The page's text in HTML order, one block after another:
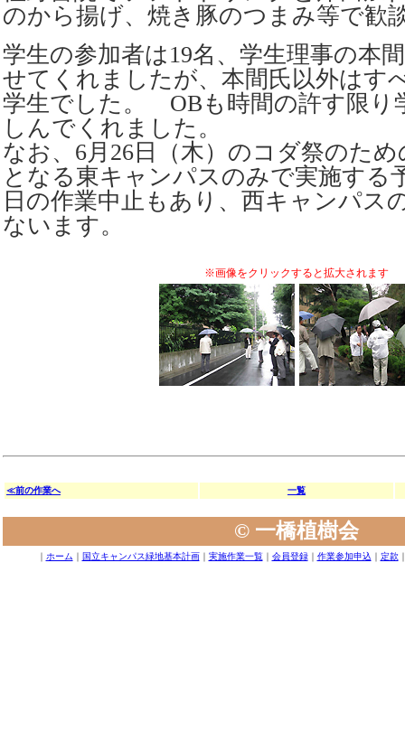
のから揚げ、焼き豚のつまみ等で歓
学生の参加者は19名、学生理事の本
せてくれましたが、本間氏以外はす
学生でした。 OBも時間の許す限り
しんでくれました。
なお、6月26日（木）のコダ祭のた
となる東キャンパスのみで実施する
日の作業中止もあり、西キャンパス
ないます。
※画像をクリックすると拡大されます
≪前の作業へ 一覧
© 一橋植樹会
｜ ホーム ｜ 国立キャンパス緑地基本計画｜ 実施作業一覧｜ 会員登録｜ 作業参加申込 ｜ 定款